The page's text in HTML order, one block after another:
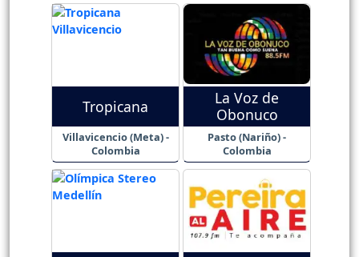
Tropicana
Villavicencio (Meta) -
Colombia
La Voz de
Obonuco
Pasto (Nariño) -
Colombia